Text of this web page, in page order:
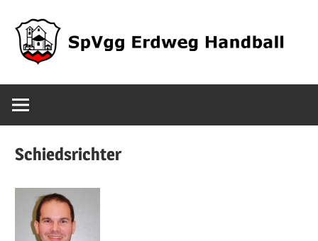
Inhalt
springen
SpVgg
Erdweg
Schiedsrichter